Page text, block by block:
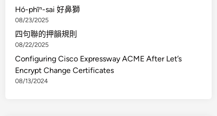
Hó-phīⁿ-sai 好鼻獅
08/23/2025
四句聯的押韻規則
08/22/2025
Configuring Cisco Expressway ACME After Let’s
Encrypt Change Certificates
08/13/2024